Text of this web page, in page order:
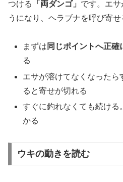
つける
「両ダンゴ」 です。エ
うになり、ヘラブナを呼び寄せ
まずは 同じポイントへ正確
る
エサが溶けてなくなったら
ると寄せが切れる
すぐに釣れなくても続ける
かる
ウキの動きを読む